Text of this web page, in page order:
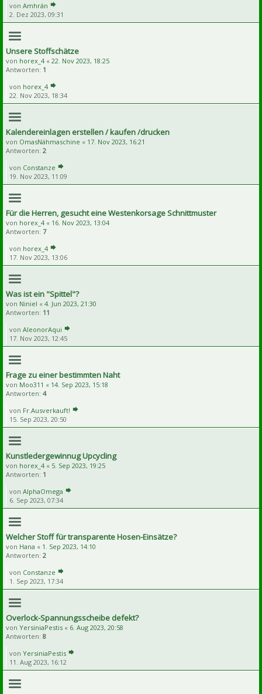
von Amhrán
2. Dez 2023, 09:31
Unsere Stoffschätze
von horex_4 « 22. Nov 2023, 18:25
Antworten: 1
von horex_4
22. Nov 2023, 18:34
Kalendereinlagen erstellen / kaufen /drucken
von OmasNähmaschine « 17. Nov 2023, 16:21
Antworten: 2
von Constanze
19. Nov 2023, 11:09
Für die Herren, gesucht eine Westenkorsage Schnittmuster
von horex_4 « 16. Nov 2023, 13:04
Antworten: 7
von horex_4
17. Nov 2023, 13:06
Was ist ein "Spittel"?
von Niniel « 4. Jun 2023, 21:30
Antworten: 11
von AleonorAqui
17. Nov 2023, 12:45
Frage zu einer bestimmten Naht
von Moo311 « 14. Sep 2023, 15:18
Antworten: 4
von Fr.Ausverkauft!
15. Sep 2023, 20:50
Kunstledergewinnug Upcycling
von horex_4 « 5. Sep 2023, 19:25
Antworten: 1
von AlphaOmega
6. Sep 2023, 07:34
Welcher Stoff für transparente Hosen-Einsätze?
von Hana « 1. Sep 2023, 14:10
Antworten: 2
von Constanze
1. Sep 2023, 17:34
Overlock-Spannungsscheibe defekt?
von YersiniaPestis « 6. Aug 2023, 20:58
Antworten: 8
von YersiniaPestis
11. Aug 2023, 16:12